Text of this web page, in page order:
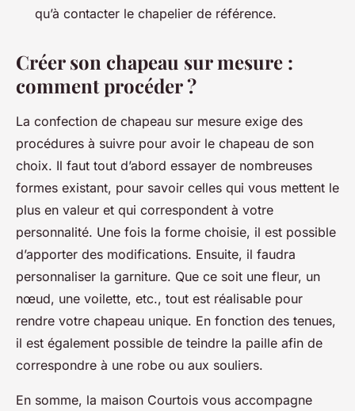
qu’à contacter le chapelier de référence.
Créer son chapeau sur mesure :
comment procéder ?
La confection de chapeau sur mesure exige des
procédures à suivre pour avoir le chapeau de son
choix. Il faut tout d’abord essayer de nombreuses
formes existant, pour savoir celles qui vous mettent le
plus en valeur et qui correspondent à votre
personnalité. Une fois la forme choisie, il est possible
d’apporter des modifications. Ensuite, il faudra
personnaliser la garniture. Que ce soit une fleur, un
nœud, une voilette, etc., tout est réalisable pour
rendre votre chapeau unique. En fonction des tenues,
il est également possible de teindre la paille afin de
correspondre à une robe ou aux souliers.
En somme, la maison Courtois vous accompagne